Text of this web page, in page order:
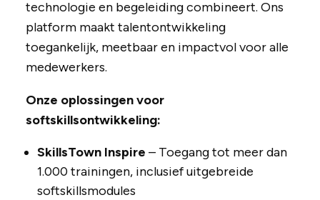
technologie en begeleiding combineert. Ons
platform maakt talentontwikkeling
toegankelijk, meetbaar en impactvol voor alle
medewerkers.
Onze oplossingen voor
softskillsontwikkeling:
SkillsTown Inspire – Toegang tot meer dan
1.000 trainingen, inclusief uitgebreide
softskillsmodules